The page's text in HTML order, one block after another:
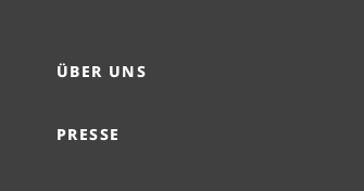
ÜBER UNS
PRESSE